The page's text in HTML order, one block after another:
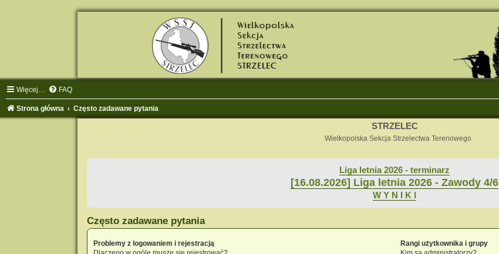
Więcej… FAQ
Strona główna Często zadawane pytania
STRZELEC
Wielkopolska Sekcja Strzelectwa Terenowego
Liga letnia 2026 - terminarz
[16.08.2026] Liga letnia 2026 - Zawody 4/6
W Y N I K I
Często zadawane pytania
Problemy z logowaniem i rejestracją
Rangi użytkownika i grupy